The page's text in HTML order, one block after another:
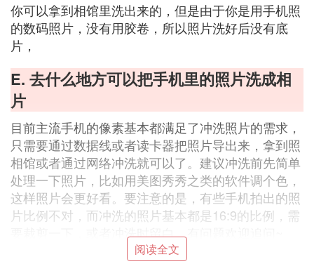
你可以拿到相馆里洗出来的，但是由于你是用手机照
的数码照片，没有用胶卷，所以照片洗好后没有底
片，
E. 去什么地方可以把手机里的照片洗成相
片
目前主流手机的像素基本都满足了冲洗照片的需求，
只需要通过数据线或者读卡器把照片导出来，拿到照
相馆或者通过网络冲洗就可以了。建议冲洗前先简单
处理一下照片，比如用美图秀秀之类的软件调个色，
这样照片会更好看。要注意的是，有些手机拍出的照
片比例不对，而冲洗的照片基本都是16:9的比例，需
要裁剪一下，或者冲洗时留白。有问题欢迎追问~
F. 谁知道网上哪里可以洗照片
阅读全文